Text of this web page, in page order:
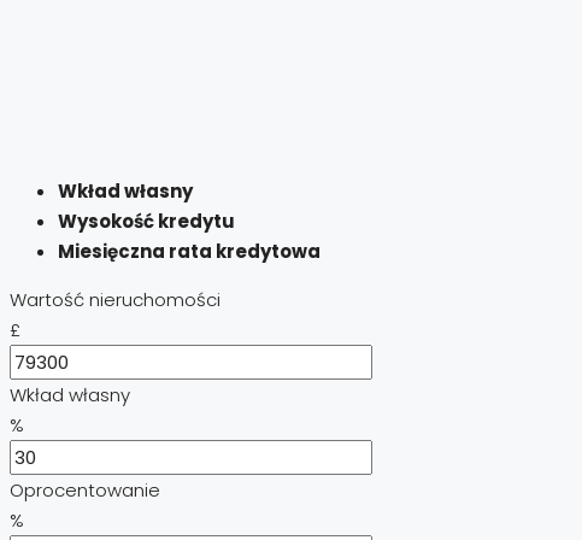
Wkład własny
Wysokość kredytu
Miesięczna rata kredytowa
Wartość nieruchomości
£
Wkład własny
%
Oprocentowanie
%